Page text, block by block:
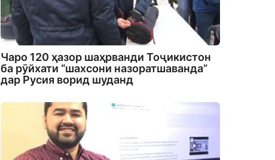
Чаро 120 ҳазор шаҳрванди Тоҷикистон
ба рӯйхати “шахсони назоратшаванда”
дар Русия ворид шуданд